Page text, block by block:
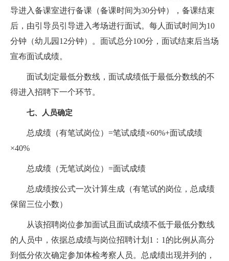
导进入备课室进行备课（备课时间为30分钟），备课结束
后，由引导员引导进入考场进行面试。每人面试时间为10
分钟（幼儿园12分钟）。面试总分100分，面试结束后当场
宣布面试成绩。
面试划定最低分数线，面试成绩低于最低分数线的不
得进入招聘下一个环节。
七、人员确定
总成绩（有笔试岗位）=笔试成绩×60%+面试成绩
×40%
总成绩（无笔试岗位）=面试成绩
总成绩按公式一次计算生成（有笔试的岗位，总成绩
保留三位小数）
从该招聘岗位参加面试且面试成绩不低于最低分数线
的人员中，依据总成绩与岗位招聘计划1：1的比例从高分
到低分依次确定参加体检考察人员。总成绩出现并列的，